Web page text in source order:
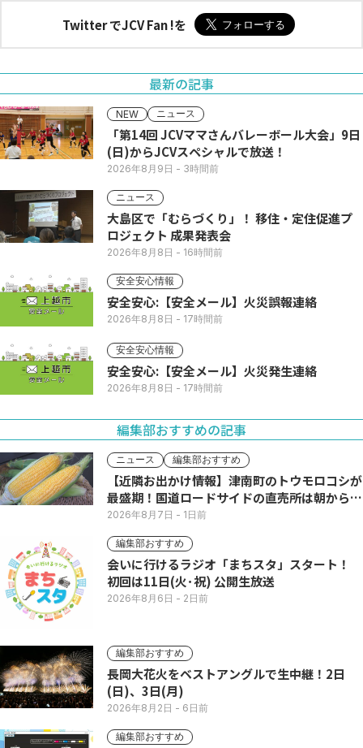
Twitter でJCV Fan !を
最新の記事
NEW ニュース
「第14回 JCVママさんバレーボール大会」9日
(日)からJCVスペシャルで放送！
2026年8月9日 - 3時間前
ニュース
大島区で「むらづくり」！ 移住・定住促進プ
ロジェクト 成果発表会
2026年8月8日 - 16時間前
安全安心情報
安全安心:【安全メール】火災誤報連絡
2026年8月8日 - 17時間前
安全安心情報
安全安心:【安全メール】火災発生連絡
2026年8月8日 - 17時間前
編集部おすすめの記事
ニュース 編集部おすすめ
【近隣お出かけ情報】津南町のトウモロコシが
最盛期！国道ロードサイドの直売所は朝から長
い列
2026年8月7日 - 1日前
編集部おすすめ
会いに行けるラジオ「まちスタ」スタート！
初回は11日(火･祝) 公開生放送
2026年8月6日 - 2日前
編集部おすすめ
長岡大花火をベストアングルで生中継！2日
(日)、3日(月)
2026年8月2日 - 6日前
編集部おすすめ